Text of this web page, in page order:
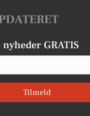
GRATIS
Tilmeld